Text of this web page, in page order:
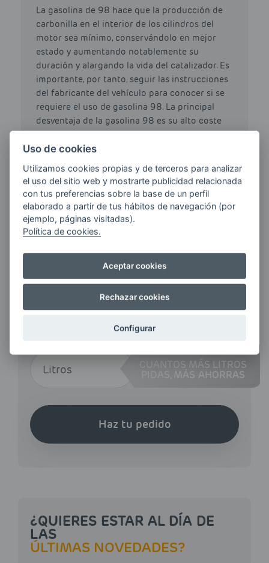
La gasolina de 98 hace que la producción de
carbonilla en el interior de los cilindros del
motor sea mínimo, conservándolo en mejor
estado y aumentando notablemente su
duración y alargando la vida del catalizador. Es
importante, por tanto, seguir las instrucciones
del fabricante del vehículo para conocer si se
requiere el uso de gasolina 98. La principal
desventaja de la gasolina 98 es su alto coste
comparado con el precio de las gasolina 95 o
el gasóleo A.
HAZ TU PEDIDO DE
GASOIL CALEFACCIÓN
CUANTOS MÁS LITROS
PIDAS, MÁS AHORRAS
Haz tu pedido
¿QUIERES ESTAR AL DÍA DE
LAS
ÚLTIMAS NOVEDADES?
Uso de cookies
Utilizamos cookies propias y de terceros para analizar
el uso del sitio web y mostrarte publicidad relacionada
con tus preferencias sobre la base de un perfil
elaborado a partir de tus hábitos de navegación (por
ejemplo, páginas visitadas).
Política de cookies.
Aceptar cookies
Rechazar cookies
Configurar